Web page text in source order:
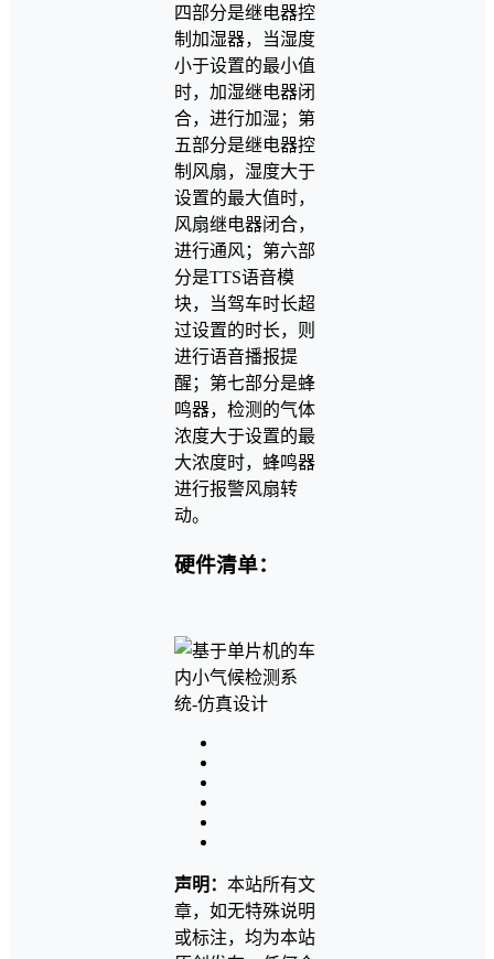
四部分是继电器控
制加湿器，当湿度
小于设置的最小值
时，加湿继电器闭
合，进行加湿；第
五部分是继电器控
制风扇，湿度大于
设置的最大值时，
风扇继电器闭合，
进行通风；第六部
分是TTS语音模
块，当驾车时长超
过设置的时长，则
进行语音播报提
醒；第七部分是蜂
鸣器，检测的气体
浓度大于设置的最
大浓度时，蜂鸣器
进行报警风扇转
动。
硬件清单：
声明： 本站所有文
章，如无特殊说明
或标注，均为本站